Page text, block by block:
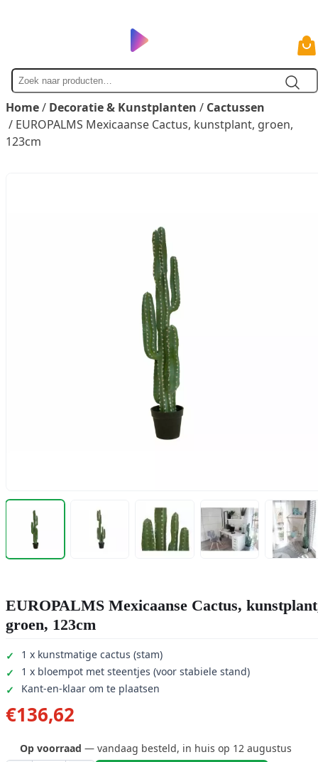
Zoek
naar
Home/ Decoratie & Kunstplanten / Cactussen
/ EUROPALMS Mexicaanse Cactus, kunstplant, groen,
123cm
EUROPALMS Mexicaanse Cactus,
groen, 123cm
1 x kunstmatige cactus (stam)
1 x bloempot met steentjes (voor stabiele stand)
Kant-en-klaar om te plaatsen
€136,62
Op voorraad — vandaag besteld, in huis op 12 augustus